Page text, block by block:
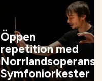
Öppen
repetition med
Norrlandsoperans
Symfoniorkester